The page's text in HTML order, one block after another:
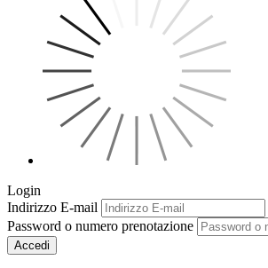
Login
Indirizzo E-mail
Password o numero prenotazione
Accedi